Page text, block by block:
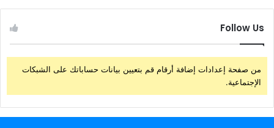
Follow Us
من صفحة إعدادات إضافة أرقام قم بتعيين بيانات حساباتك على الشبكات
الإجتماعية.